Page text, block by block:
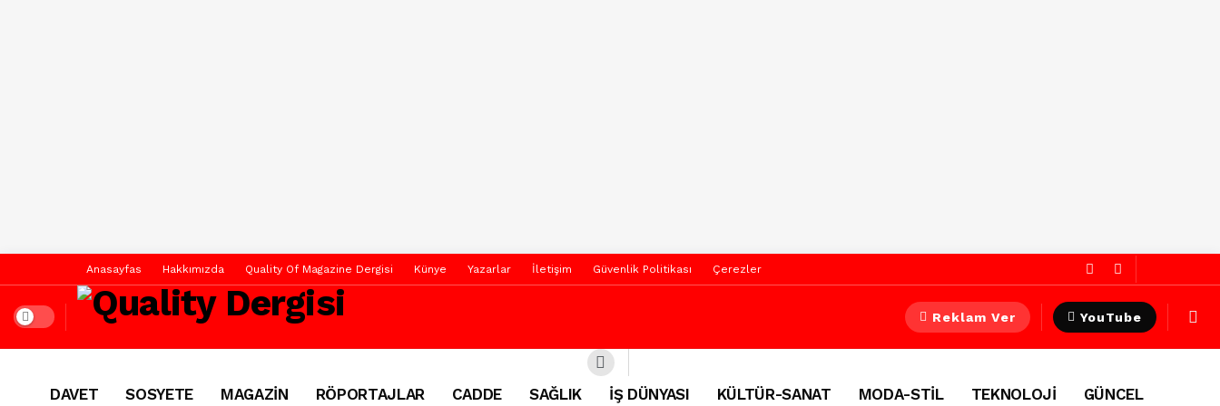
Anasayfas Hakkımızda Quality Of Magazine Dergisi Künye Yazarlar İletişim Güvenlik Politikası Çerezler
Dark mode Reklam Ver YouTube
DAVET SOSYETE MAGAZİN RÖPORTAJLAR CADDE SAĞLIK İŞ DÜNYASI KÜLTÜR-SANAT MODA-STİL TEKNOLOJİ GÜNCEL